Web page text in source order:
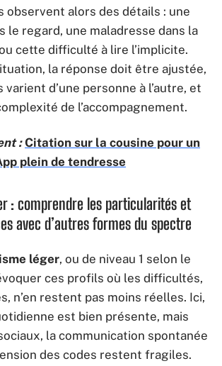
observent alors des détails : une
le regard, une maladresse dans la
cette difficulté à lire l’implicite.
la réponse doit être ajustée,
varient d’une personne à l’autre, et
de l’accompagnement.
: Citation sur la cousine pour un
plein de tendresse
: comprendre les particularités et
avec d’autres formes du spectre
léger, ou de niveau 1 selon le
ces profils où les difficultés,
n’en restent pas moins réelles. Ici,
est bien présente, mais
la communication spontanée
des codes restent fragiles.